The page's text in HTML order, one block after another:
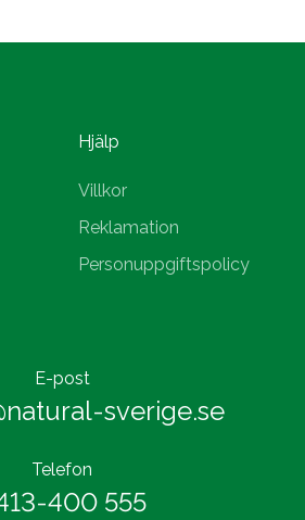
Hjälp
Villkor
Reklamation
Personuppgiftspolicy
E-post
sverige.se
Telefon
400 555